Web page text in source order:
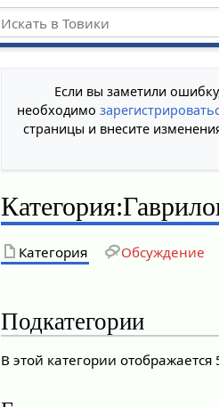
Если вы заметили
необходимо
страницы и внесите
Категория:
Категория Обсуждение
Подкатегории
В этой категории